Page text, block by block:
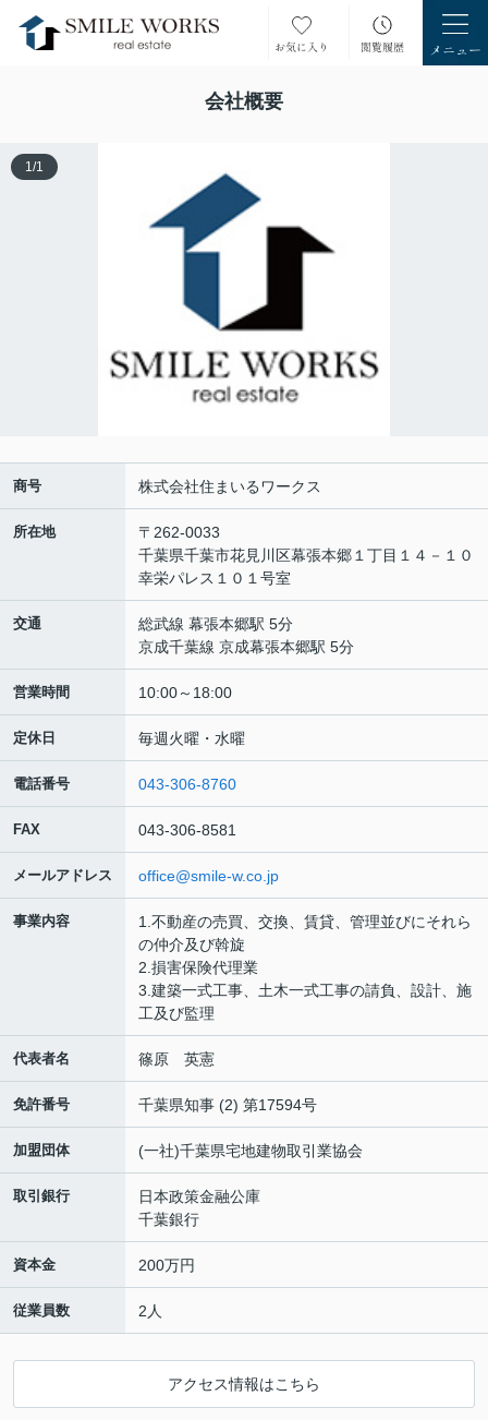
会社概要
1 /1
商号 株式会社住まいるワークス
所在地
〒262-0033
千葉県千葉市花見川区幕張本郷１丁目１４－１０
幸栄パレス１０１号室
交通
総武線 幕張本郷駅 5分
京成千葉線 京成幕張本郷駅 5分
営業時間 10:00～18:00
定休日 毎週火曜・水曜
電話番号 043-306-8760
FAX 043-306-8581
メールアドレス office@smile-w.co.jp
事業内容
1.不動産の売買、交換、賃貸、管理並びにそれら
の仲介及び斡旋
2.損害保険代理業
3.建築一式工事、土木一式工事の請負、設計、施
工及び監理
代表者名 篠原 英憲
免許番号 千葉県知事 (2) 第17594号
加盟団体 (一社)千葉県宅地建物取引業協会
取引銀行
日本政策金融公庫
千葉銀行
資本金 200万円
従業員数 2人
アクセス情報はこちら